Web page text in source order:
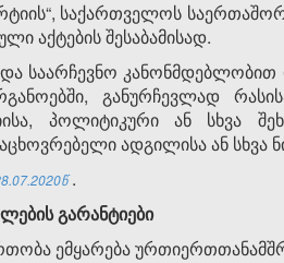
საქართველოს
აქტების შესაბამისად.
საარჩევნო
განურჩევლად
პოლიტიკური ან სხვა
ადგილისა ან სხვა
.
გარანტიები
ემყარება